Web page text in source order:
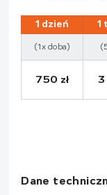
1 dzień 1
(1x doba)
750 zł 3
Dane